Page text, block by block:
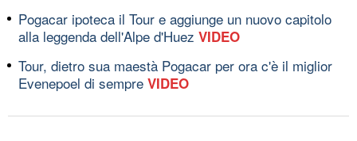
Pogacar ipoteca il Tour e aggiunge un nuovo capitolo
alla leggenda dell'Alpe d'Huez VIDEO
Tour, dietro sua maestà Pogacar per ora c'è il miglior
Evenepoel di sempre VIDEO